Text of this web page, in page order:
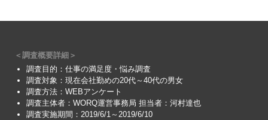
＜調査概要詳細＞
調査目的：仕事の満足度・悩み調査
調査対象：現在会社勤めの20代～40代の男女
調査方法：WEBアンケート
調査主体者：WORQ運営事務局 担当者：河村達也
調査実施期間：2019/6/1～2019/6/10